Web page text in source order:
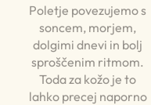
Poletje povezujemo s
soncem, morjem,
dolgimi dnevi in bolj
sproščenim ritmom.
Toda za kožo je to
lahko precej naporno